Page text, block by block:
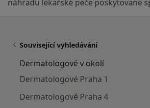
náhradu lékařské péče poskytované
Související vyhledávání
Dermatologové v okolí
Dermatologové Praha 1
Dermatologové Praha 4